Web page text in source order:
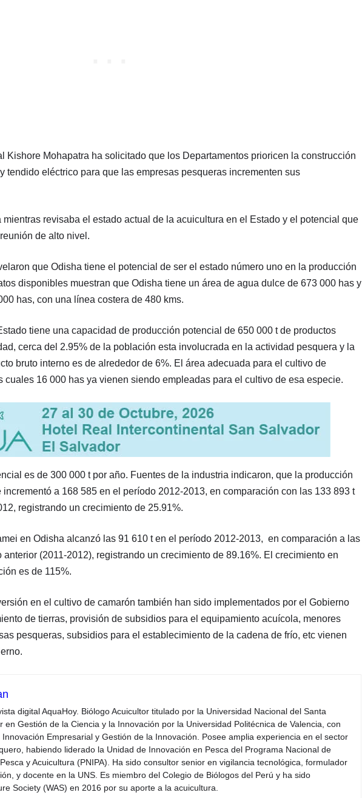
Kishore Mohapatra ha solicitado que los Departamentos prioricen la construcción
tendido eléctrico para que las empresas pesqueras incrementen sus
mientras revisaba el estado actual de la acuicultura en el Estado y el potencial que
de alto nivel.
que Odisha tiene el potencial de ser el estado número uno en la producción
disponibles muestran que Odisha tiene un área de agua dulce de 673 000 has y
has, con una línea costera de 480 kms.
tiene una capacidad de producción potencial de 650 000 t de productos
cerca del 2.95% de la población esta involucrada en la actividad pesquera y la
bruto interno es de alrededor de 6%. El área adecuada para el cultivo de
cuales 16 000 has ya vienen siendo empleadas para el cultivo de esa especie.
es de 300 000 t por año. Fuentes de la industria indicaron, que la producción
a 168 585 en el período 2012-2013, en comparación con las 133 893 t
registrando un crecimiento de 25.91%.
en Odisha alcanzó las 91 610 t en el período 2012-2013, en comparación a las
(2011-2012), registrando un crecimiento de 89.16%. El crecimiento en
es de 115%.
en el cultivo de camarón también han sido implementados por el Gobierno
de tierras, provisión de subsidios para el equipamiento acuícola, menores
pesqueras, subsidios para el establecimiento de la cadena de frío, etc vienen
digital AquaHoy. Biólogo Acuicultor titulado por la Universidad Nacional del Santa
en Gestión de la Ciencia y la Innovación por la Universidad Politécnica de Valencia, con
Empresarial y Gestión de la Innovación. Posee amplia experiencia en el sector
habiendo liderado la Unidad de Innovación en Pesca del Programa Nacional de
y Acuicultura (PNIPA). Ha sido consultor senior en vigilancia tecnológica, formulador
y docente en la UNS. Es miembro del Colegio de Biólogos del Perú y ha sido
Society (WAS) en 2016 por su aporte a la acuicultura.